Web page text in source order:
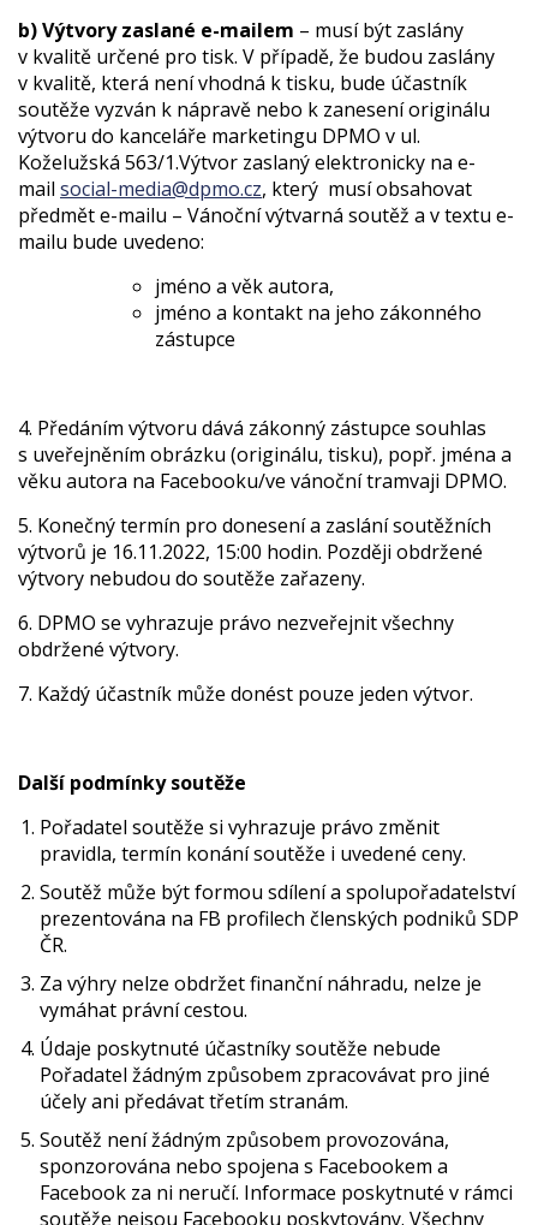
b) Výtvory zaslané e-mailem – musí být zaslány
v kvalitě určené pro tisk. V případě, že budou zaslány
v kvalitě, která není vhodná k tisku, bude účastník
soutěže vyzván k nápravě nebo k zanesení originálu
výtvoru do kanceláře marketingu DPMO v ul.
Koželužská 563/1.Výtvor zaslaný elektronicky na e-
mail social-media@dpmo.cz, který musí obsahovat
předmět e-mailu – Vánoční výtvarná soutěž a v textu e-
mailu bude uvedeno:
jméno a věk autora,
jméno a kontakt na jeho zákonného
zástupce
4. Předáním výtvoru dává zákonný zástupce souhlas
s uveřejněním obrázku (originálu, tisku), popř. jména a
věku autora na Facebooku/ve vánoční tramvaji DPMO.
5. Konečný termín pro donesení a zaslání soutěžních
výtvorů je 16.11.2022, 15:00 hodin. Později obdržené
výtvory nebudou do soutěže zařazeny.
6. DPMO se vyhrazuje právo nezveřejnit všechny
obdržené výtvory.
7. Každý účastník může donést pouze jeden výtvor.
Další podmínky soutěže
Pořadatel soutěže si vyhrazuje právo změnit
pravidla, termín konání soutěže i uvedené ceny.
Soutěž může být formou sdílení a spolupořadatelství
prezentována na FB profilech členských podniků SDP
ČR.
Za výhry nelze obdržet finanční náhradu, nelze je
vymáhat právní cestou.
Údaje poskytnuté účastníky soutěže nebude
Pořadatel žádným způsobem zpracovávat pro jiné
účely ani předávat třetím stranám.
Soutěž není žádným způsobem provozována,
sponzorována nebo spojena s Facebookem a
Facebook za ni neručí. Informace poskytnuté v rámci
soutěže nejsou Facebooku poskytovány. Všechny